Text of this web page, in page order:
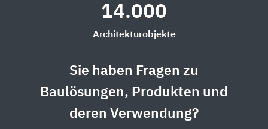
14.000
Architekturobjekte
Sie haben Fragen zu
Baulösungen, Produkten und
deren Verwendung?